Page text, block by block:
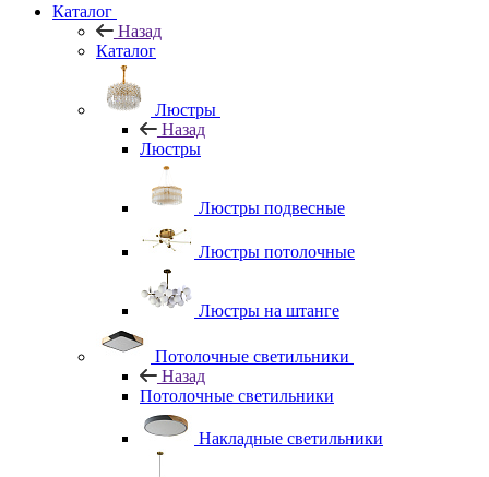
Каталог
Назад
Каталог
Люстры
Назад
Люстры
Люстры подвесные
Люстры потолочные
Люстры на штанге
Потолочные светильники
Назад
Потолочные светильники
Накладные светильники